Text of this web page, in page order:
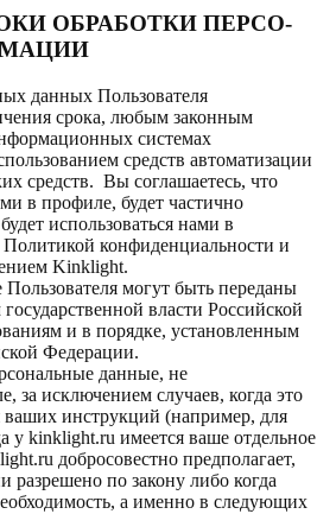
ОБРАБОТКИ ПЕРСО­
данных Пользователя
срока, любым законным
системах
средств автоматизации
средств. Вы соглашаетесь, что
в профиле, будет частично
использоваться нами в
Политикой конфиденциальности и
Kinklight.
могут быть переданы
власти Российской
и в порядке, установленным
Федерации.
данные, не
за исключением случаев, когда это
ваших инструкций (например, для
у kinklight.ru имеется ваше отдельное
добросовестно предполагает,
разрешено по закону либо когда
а именно в следующих